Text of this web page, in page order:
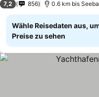
7,2 856 0.6 km bis
Wähle Reisedaten aus,
Preise zu sehen